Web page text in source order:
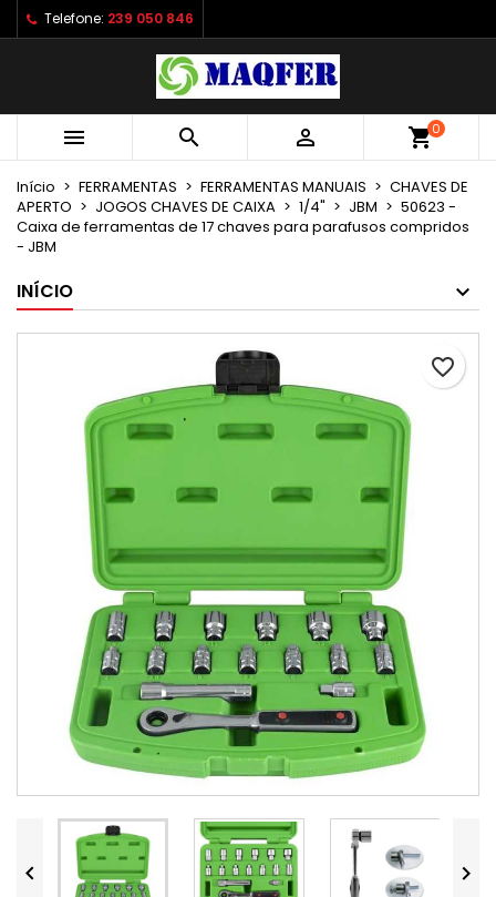
Telefone: 239 050 846
   shopping_cart0
Início FERRAMENTAS FERRAMENTAS MANUAIS
CHAVES DE
APERTO
JOGOS CHAVES DE CAIXA 1/4" JBM
50623 -
Caixa de ferramentas de 17 chaves para parafusos compridos
- JBM
INÍCIO
 
favorite_border
As minhas listas de desejos ×
Criar uma lista
Criar lista de desejos ×
Nome da lista de desejos
Cancelar Criar lista de desejos
Entrar ×
É necessário ter sessão iniciada para guardar
produtos na sua lista de desejos.
Cancelar Entrar